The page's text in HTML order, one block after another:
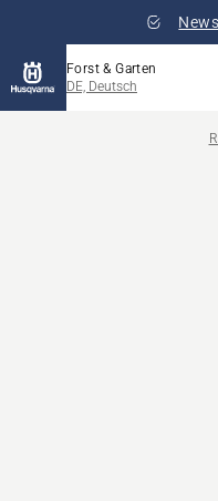
Forst & Garten
DE, Deutsch